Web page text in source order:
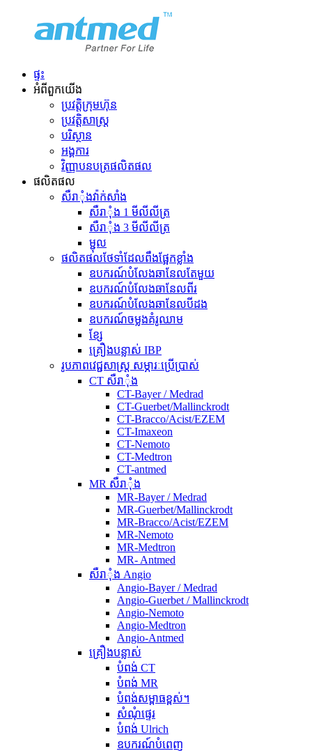
ផ្ទះ
អំពី​ពួក​យើង
ប្រវត្តិ​ក្រុមហ៊ុន
ប្រវត្តិសាស្ត្រ
បរិស្ថាន
អង្គការ
វិញ្ញាបនបត្រផលិតផល
ផលិតផល
សឺរាុំងវ៉ាក់សាំង
សឺរាុំង 1 មីលីលីត្រ
សឺរាុំង 3 មីលីលីត្រ
ម្ជុល
ផលិតផលថែទាំដែលពឹងផ្អែកខ្លាំង
ឧបករណ៍បំលែងឆានែលតែមួយ
ឧបករណ៍បំលែងឆានែលពីរ
ឧបករណ៍បំលែងឆានែលបីដង
ឧបករណ៍ចម្លងគំរូឈាម
ខ្សែ
គ្រឿងបន្លាស់ IBP
រូបភាពវេជ្ជសាស្ត្រ សម្ភារៈប្រើប្រាស់
CT សឺរាុំង
CT-Bayer / Medrad
CT-Guerbet/Mallinckrodt
CT-Bracco/Acist/EZEM
CT-Imaxeon
CT-Nemoto
CT-Medtron
CT-antmed
MR សឺរាុំង
MR-Bayer / Medrad
MR-Guerbet/Mallinckrodt
MR-Bracco/Acist/EZEM
MR-Nemoto
MR-Medtron
MR- Antmed
សឺរាុំង Angio
Angio-Bayer / Medrad
Angio-Guerbet / Mallinckrodt
Angio-Nemoto
Angio-Medtron
Angio-Antmed
គ្រឿងបន្លាស់
បំពង់ CT
បំពង់ MR
បំពង់សម្ពាធខ្ពស់។
សំណុំផ្ទេរ
បំពង់ Ulrich
ឧបករណ៍បំពេញ